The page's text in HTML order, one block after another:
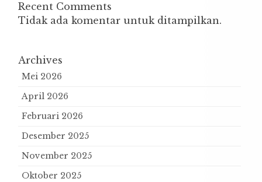
Recent Comments
Tidak ada komentar untuk ditampilkan.
Archives
Mei 2026
April 2026
Februari 2026
Desember 2025
November 2025
Oktober 2025